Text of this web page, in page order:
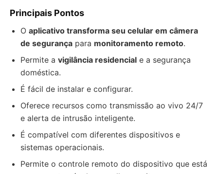
Principais Pontos
O aplicativo transforma seu celular em câmera
de segurança para monitoramento remoto.
Permite a vigilância residencial e a segurança
doméstica.
É fácil de instalar e configurar.
Oferece recursos como transmissão ao vivo 24/7
e alerta de intrusão inteligente.
É compatível com diferentes dispositivos e
sistemas operacionais.
Permite o controle remoto do dispositivo que está